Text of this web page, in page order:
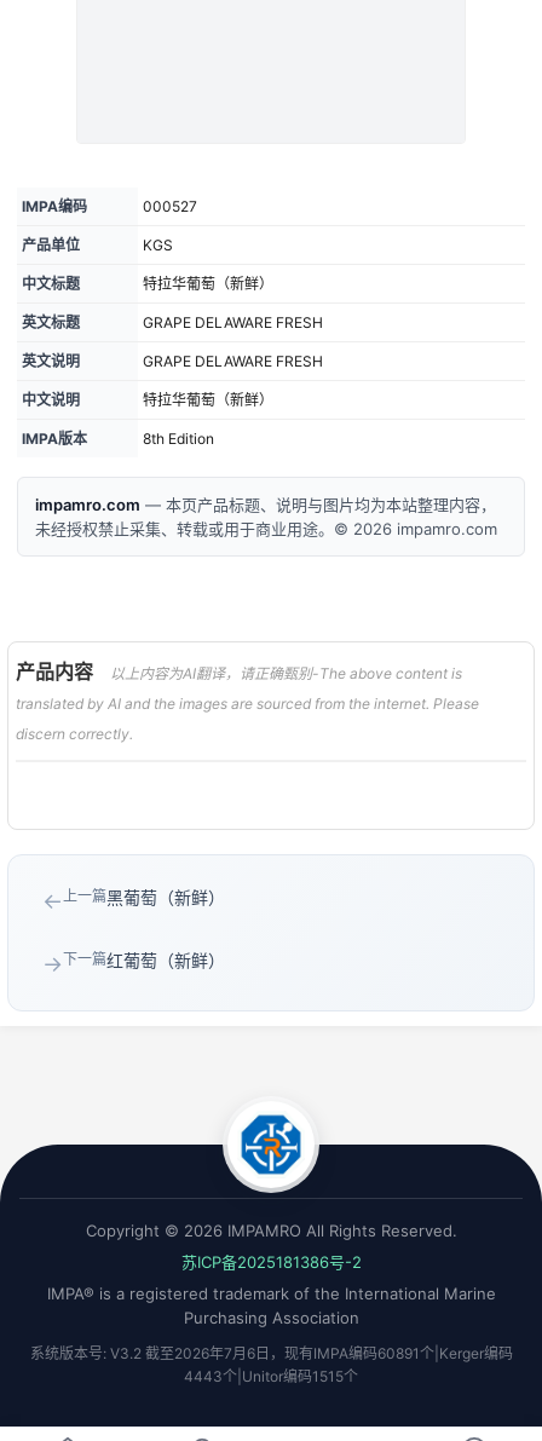
IMPA编码 000527
产品单位 KGS
中文标题 特拉华葡萄（新鲜）
英文标题 GRAPE DELAWARE FRESH
英文说明 GRAPE DELAWARE FRESH
中文说明 特拉华葡萄（新鲜）
IMPA版本 8th Edition
impamro.com — 本页产品标题、说明与图片均为本站整理内容，
未经授权禁止采集、转载或用于商业用途。© 2026 impamro.com
产品内容
以上内容为AI翻译，请正确甄别-The above content is
translated by AI and the images are sourced from the internet. Please
discern correctly.
←上一篇黑葡萄（新鲜）
→下一篇红葡萄（新鲜）
Copyright © 2026 IMPAMRO All Rights Reserved.
苏ICP备2025181386号-2
IMPA® is a registered trademark of the International Marine
Purchasing Association
系统版本号: V3.2 截至2026年7月6日，现有IMPA编码60891个|Kerger编码
4443个|Unitor编码1515个